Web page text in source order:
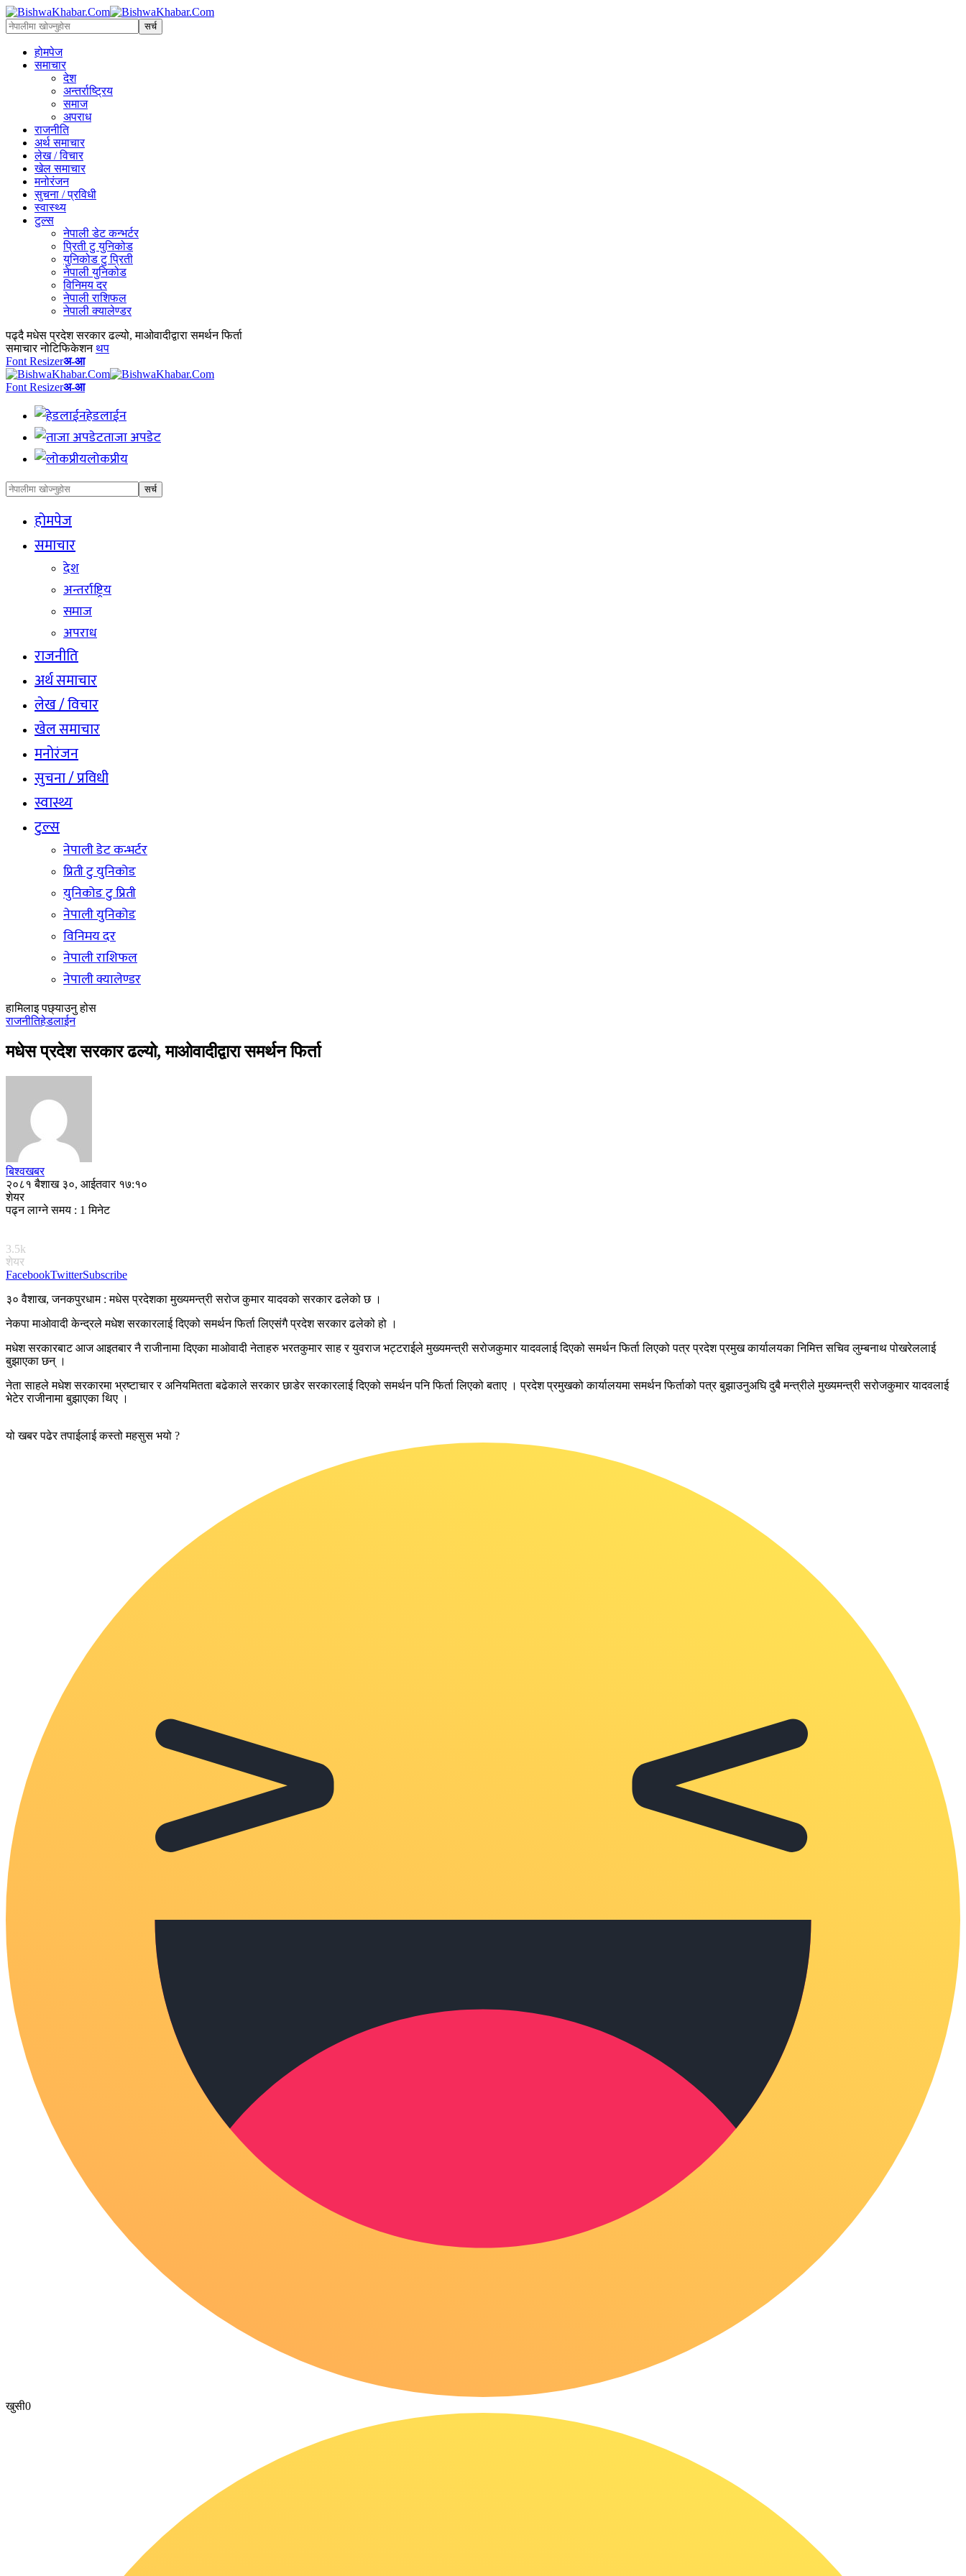
होमपेज
समाचार
देश
अन्तर्राष्ट्रिय
समाज
अपराध
राजनीति
अर्थ समाचार
लेख / विचार
खेल समाचार
मनोरंजन
सुचना / प्रविधी
स्वास्थ्य
टुल्स
नेपाली डेट कन्भर्टर
प्रिती टु युनिकोड
युनिकोड टु प्रिती
नेपाली युनिकोड
विनिमय दर
नेपाली राशिफल
नेपाली क्यालेण्डर
पढ्दै मधेस प्रदेश सरकार ढल्यो, माओवादीद्वारा समर्थन फिर्ता
समाचार नोटिफिकेशन थप
Font Resizerअ-आ
Font Resizerअ-आ
हेडलाईन
ताजा अपडेट
लोकप्रीय
होमपेज
समाचार
देश
अन्तर्राष्ट्रिय
समाज
अपराध
राजनीति
अर्थ समाचार
लेख / विचार
खेल समाचार
मनोरंजन
सुचना / प्रविधी
स्वास्थ्य
टुल्स
नेपाली डेट कन्भर्टर
प्रिती टु युनिकोड
युनिकोड टु प्रिती
नेपाली युनिकोड
विनिमय दर
नेपाली राशिफल
नेपाली क्यालेण्डर
हामिलाइ पछ्याउनु होस
राजनीतिहेडलाईन
मधेस प्रदेश सरकार ढल्यो, माओवादीद्वारा समर्थन फिर्ता
बिश्वखबर
२०८१ बैशाख ३०, आईतवार १७:१०
शेयर
पढ्न लाग्ने समय : 1 मिनेट
3.5k
शेयर
FacebookTwitterSubscribe
३० वैशाख, जनकपुरधाम : मधेस प्रदेशका मुख्यमन्त्री सरोज कुमार यादवको सरकार ढलेको छ ।
नेकपा माओवादी केन्द्रले मधेश सरकारलाई दिएको समर्थन फिर्ता लिएसंगै प्रदेश सरकार ढलेको हो ।
मधेश सरकारबाट आज आइतबार नै राजीनामा दिएका माओवादी नेताहरु भरतकुमार साह र युवराज भट्टराईले मुख्यमन्त्री सरोजकुमार यादवलाई दिएको समर्थन फिर्ता लिएको पत्र प्रदेश प्रमुख कार्यालयका निमित्त सचिव लुम्बनाथ पोखरेललाई
बुझाएका छन् ।
नेता साहले मधेश सरकारमा भ्रष्टाचार र अनियमितता बढेकाले सरकार छाडेर सरकारलाई दिएको समर्थन पनि फिर्ता लिएको बताए । प्रदेश प्रमुखको कार्यालयमा समर्थन फिर्ताको पत्र बुझाउनुअघि दुबै मन्त्रीले मुख्यमन्त्री सरोजकुमार यादवलाई
भेटेर राजीनामा बुझाएका थिए ।
यो खबर पढेर तपाईलाई कस्तो महसुस भयो ?
खुसी0